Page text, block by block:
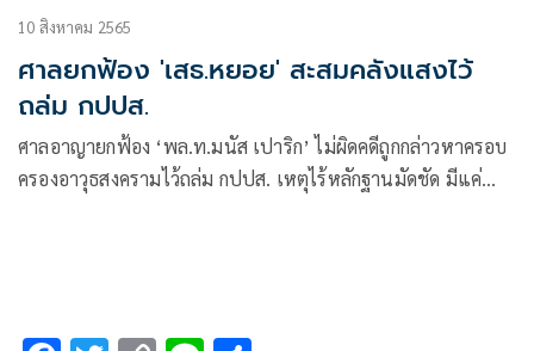
10 สิงหาคม 2565
ศาลยกฟ้อง 'เสธ.หยอย' สะสมคลังแสงไว้
ถล่ม กปปส.
ศาลอาญายกฟ้อง ‘พล.ท.มนัส เปาริก’ ไม่ผิดคดีถูกกล่าวหาครอบ
ครองอาวุธสงครามไว้ถล่ม กปปส. เหตุไร้หลักฐานมัดชัด มีแค่คำ